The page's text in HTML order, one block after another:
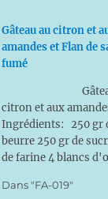
Gâteau au citron et
amandes et Flan de
fumé
Gâteau
citron et aux
Ingrédients: 250 gr
beurre 250 gr de
de farine 4 blancs
poudre d'amande 1
Dans "FA-019"